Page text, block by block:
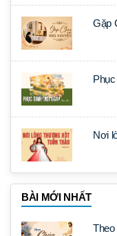
Gặp
Nơi
BÀI MỚI NHẤT